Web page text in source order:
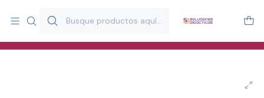
y estimulación infantil en Chile.
Especialistas en recursos educativos para aulas, terapeutas y